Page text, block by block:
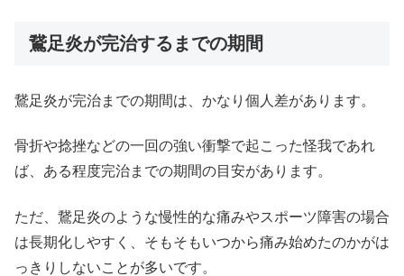
鵞足炎が完治するまでの期間
鵞足炎が完治までの期間は、かなり個人差があります。
骨折や捻挫などの一回の強い衝撃で起こった怪我であれ
ば、ある程度完治までの期間の目安があります。
ただ、鵞足炎のような慢性的な痛みやスポーツ障害の場合
は長期化しやすく、そもそもいつから痛み始めたのかがは
っきりしないことが多いです。